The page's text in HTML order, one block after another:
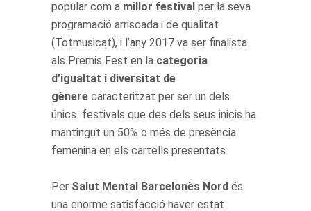
popular com a millor festival per la seva
programació arriscada i de qualitat
(Totmusicat), i l’any 2017 va ser finalista
als Premis Fest en la categoria
d’igualtat i diversitat de
gènere caracteritzat per ser un dels
únics festivals que des dels seus inicis ha
mantingut un 50% o més de presència
femenina en els cartells presentats.
Per Salut Mental Barcelonès Nord és
una enorme satisfacció haver estat